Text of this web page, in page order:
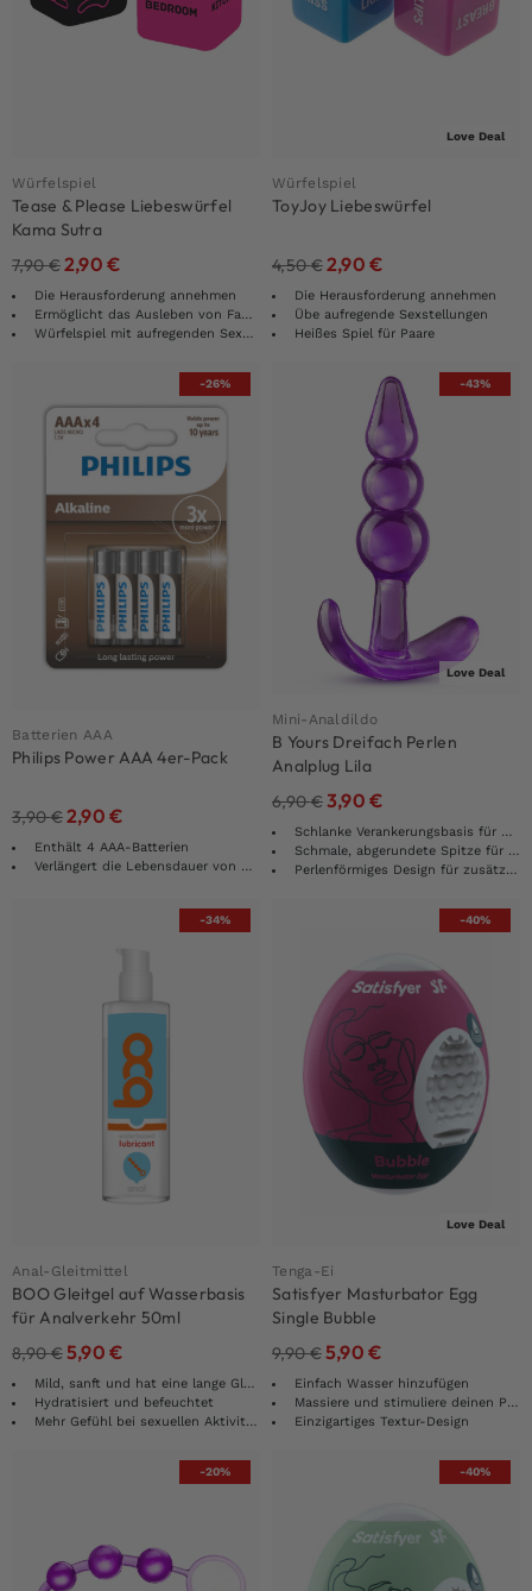
Würfelspiel
Tease & Please Liebeswürfel
Kama Sutra
7,90€2,90€
Die Herausforderung annehmen
Ermöglicht das Ausleben von Fantasien
Würfelspiel mit aufregenden Sexstellungen
Love Deal
Würfelspiel
ToyJoy Liebeswürfel
4,50€2,90€
Die Herausforderung annehmen
Übe aufregende Sexstellungen
Heißes Spiel für Paare
-26%
Batterien AAA
Philips Power AAA 4er-Pack
3,90€2,90€
Enthält 4 AAA-Batterien
Verlängert die Lebensdauer von Sexspielzeug
-43%
Love Deal
Mini-Analdildo
B Yours Dreifach Perlen
Analplug Lila
6,90€3,90€
Schlanke Verankerungsbasis für mehr Komfort
Schmale, abgerundete Spitze für leichtes Einführen
Perlenförmiges Design für zusätzliche Stimulation
-34%
Anal-Gleitmittel
BOO Gleitgel auf Wasserbasis
für Analverkehr 50ml
8,90€5,90€
Mild, sanft und hat eine lange Gleitwirkung
Hydratisiert und befeuchtet
Mehr Gefühl bei sexuellen Aktivitäten
-40%
Love Deal
Tenga-Ei
Satisfyer Masturbator Egg
Single Bubble
9,90€5,90€
Einfach Wasser hinzufügen
Massiere und stimuliere deinen Penis
Einzigartiges Textur-Design
-20% -40%